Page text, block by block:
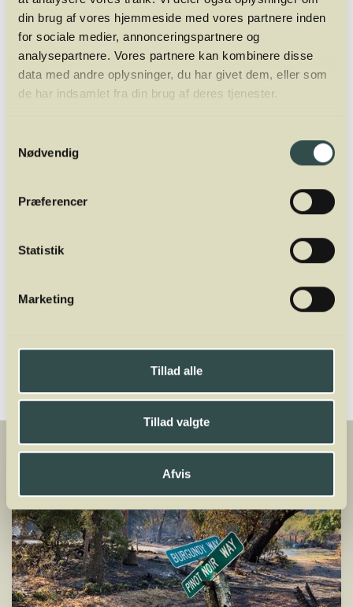
din brug af vores hjemmeside med vores partnere inden
for sociale medier, annonceringspartnere og
analysepartnere. Vores partnere kan kombinere disse
data med andre oplysninger, du har givet dem, eller som
de har indsamlet fra din brug af deres tjenester.
Nødvendig
Præferencer
Statistik
Marketing
Tillad alle
Tillad valgte
Afvis
Fransk: Turbot
vinerfaring fra +20 år i branchen. Først som
vinimportør, så wine writer og nu fuldtids
er tidligere underviser af sommelierer i Aarhus
Uddannelse. Oveni er han director for